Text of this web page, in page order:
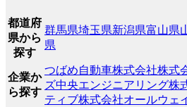
都道府
県から
探す
群馬県埼玉県新潟県富山県
県
企業か
ら探す
つばめ自動車株式会社株式
ズ中央エンジニアリング株
ティブ株式会社オールウェ